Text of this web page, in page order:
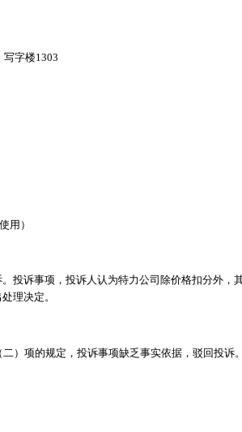
字楼1303
用）
投诉事项，投诉人认为特力公司除价格扣分外，
理决定。
）项的规定，投诉事项缺乏事实依据，驳回投诉。